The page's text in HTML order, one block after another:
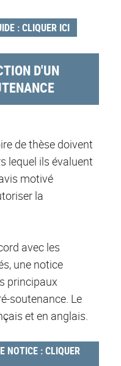
: CLIQUER ICI
D'UN
de thèse doivent
lequel ils évaluent
motivé
la
avec les
une notice
principaux
soutenance. Le
et en anglais.
NOTICE : CLIQUER